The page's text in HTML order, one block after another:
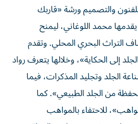
والتصميم ورشة «قاربك
محمد اللوغاني، ليمنح
التراث البحري المحلي. وتقدم
إلى الحكاية»، وخلالها يتعرف رواد
الجلد وتجليد المذكرات، فيما
من الجلد الطبيعي». كما
للاحتفاء بالمواهب